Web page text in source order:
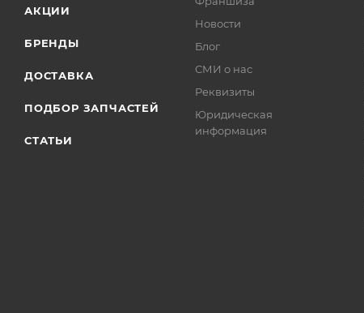
АКЦИИ
БРЕНДЫ
ДОСТАВКА
ПОДБОР ЗАПЧАСТЕЙ
СТАТЬИ
Новости
Блог
СМИ о нас
Реквизиты
Юридическая
информация